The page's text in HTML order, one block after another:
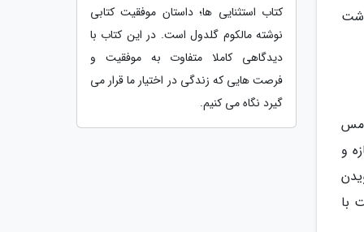
و
با
کتاب استثنایی ها؛ داستان موفقیت کتابی
نوشته مالکوم گلدول است. در این کتاب با
دیدگاهی کاملا متفاوت به موفقیت و
فرصت هایی که زندگی در اختیار ما قرار می
گیرد نگاه می کنیم.